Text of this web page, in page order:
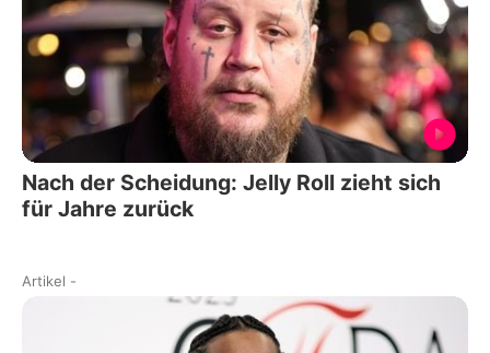
Nach der Scheidung: Jelly Roll zieht sich
für Jahre zurück
Artikel -